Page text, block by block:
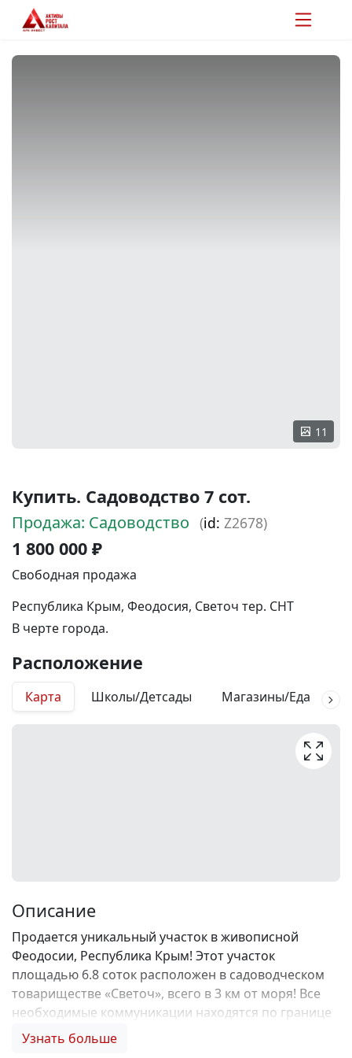
11
Купить. Садоводство 7 сот.
Продажа: Садоводство (id: Z2678)
1 800 000 ₽
Свободная продажа
Республика Крым, Феодосия, Светоч тер. СНТ
В черте города.
Расположение
Карта Школы/Детсады Магазины/Еда
Описание
Продается уникальный участок в живописной
Феодосии, Республика Крым! Этот участок
площадью 6.8 соток расположен в садоводческом
товариществе «Светоч», всего в 3 км от моря! Все
необходимые коммуникации находятся по границе
участка: возможно подключение электричества, а
Узнать больше